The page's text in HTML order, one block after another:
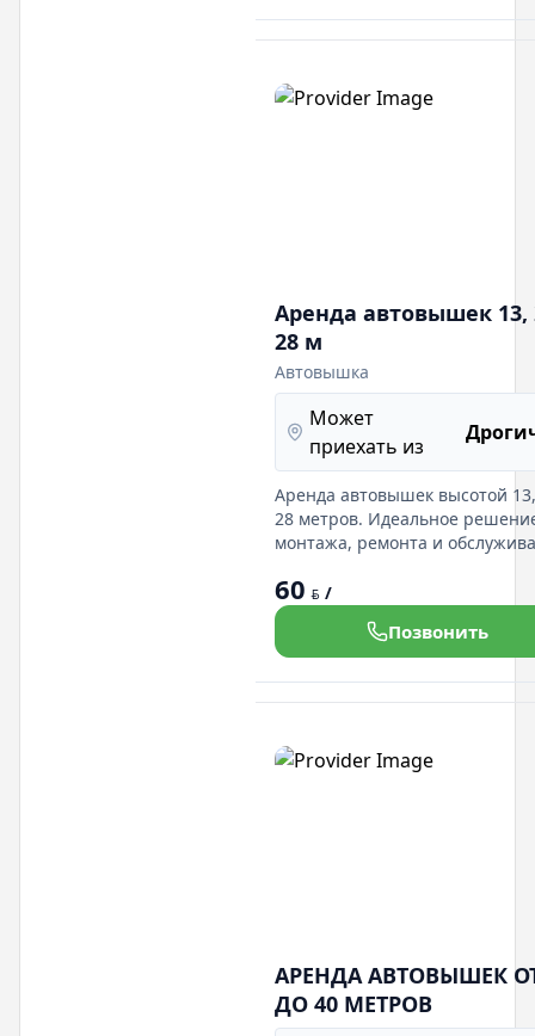
Аренда автовышек 13,
28 м
Автовышка
Может
приехать из
Аренда автовышек высотой
28 метров. Идеальное
монтажа, ремонта и
гарантированы.
60 BYN /
Позвонить
АРЕНДА АВТОВЫШЕК
ДО 40 МЕТРОВ